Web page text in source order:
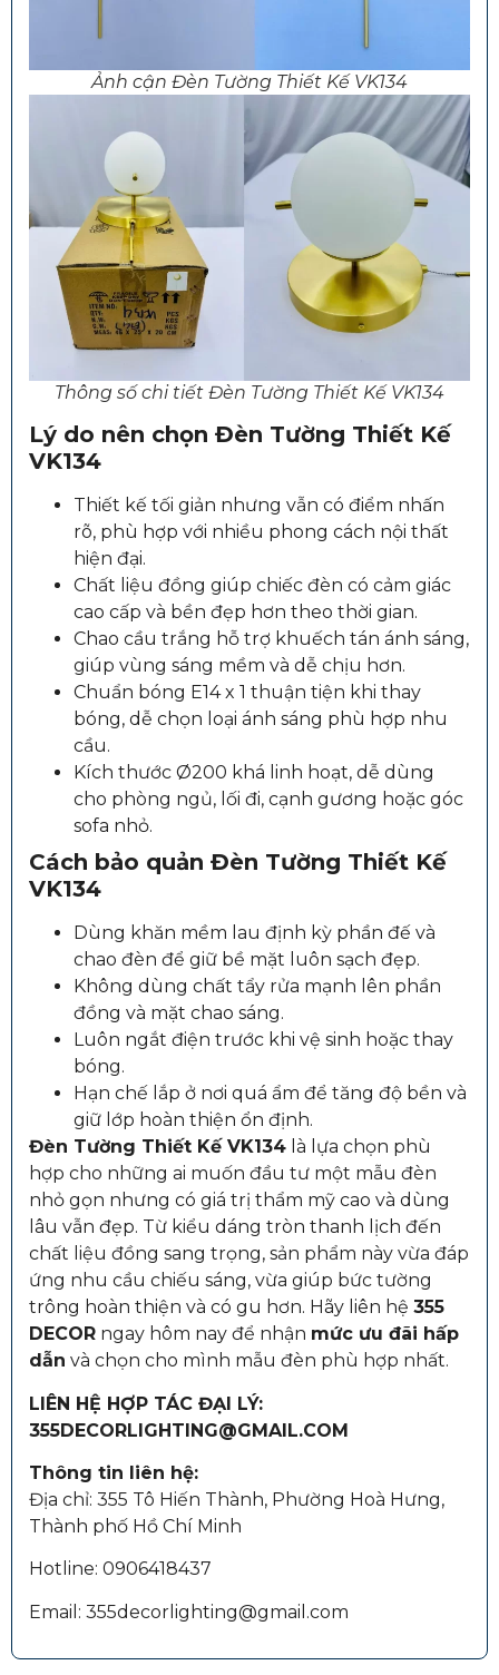
Ảnh cận Đèn Tường Thiết Kế VK134
Thông số chi tiết Đèn Tường Thiết Kế VK134
Lý do nên chọn Đèn Tường Thiết Kế
VK134
Thiết kế tối giản nhưng vẫn có điểm nhấn
rõ, phù hợp với nhiều phong cách nội thất
hiện đại.
Chất liệu đồng giúp chiếc đèn có cảm giác
cao cấp và bền đẹp hơn theo thời gian.
Chao cầu trắng hỗ trợ khuếch tán ánh sáng,
giúp vùng sáng mềm và dễ chịu hơn.
Chuẩn bóng E14 x 1 thuận tiện khi thay
bóng, dễ chọn loại ánh sáng phù hợp nhu
cầu.
Kích thước Ø200 khá linh hoạt, dễ dùng
cho phòng ngủ, lối đi, cạnh gương hoặc góc
sofa nhỏ.
Cách bảo quản Đèn Tường Thiết Kế
VK134
Dùng khăn mềm lau định kỳ phần đế và
chao đèn để giữ bề mặt luôn sạch đẹp.
Không dùng chất tẩy rửa mạnh lên phần
đồng và mặt chao sáng.
Luôn ngắt điện trước khi vệ sinh hoặc thay
bóng.
Hạn chế lắp ở nơi quá ẩm để tăng độ bền và
giữ lớp hoàn thiện ổn định.
Đèn Tường Thiết Kế VK134 là lựa chọn phù
hợp cho những ai muốn đầu tư một mẫu đèn
nhỏ gọn nhưng có giá trị thẩm mỹ cao và dùng
lâu vẫn đẹp. Từ kiểu dáng tròn thanh lịch đến
chất liệu đồng sang trọng, sản phẩm này vừa đáp
ứng nhu cầu chiếu sáng, vừa giúp bức tường
trông hoàn thiện và có gu hơn. Hãy liên hệ 355
DECOR ngay hôm nay để nhận mức ưu đãi hấp
dẫn và chọn cho mình mẫu đèn phù hợp nhất.
LIÊN HỆ HỢP TÁC ĐẠI LÝ:
355DECORLIGHTING@GMAIL.COM
Thông tin liên hệ:
Địa chỉ: 355 Tô Hiến Thành, Phường Hoà Hưng,
Thành phố Hồ Chí Minh
Hotline: 0906418437
Email: 355decorlighting@gmail.com